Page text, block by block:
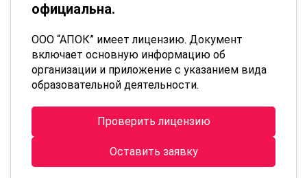
официальна.
ООО “АПОК” имеет лицензию. Документ
включает основную информацию об
организации и приложение с указанием вида
образовательной деятельности.
Проверить лицензию
Оставить заявку